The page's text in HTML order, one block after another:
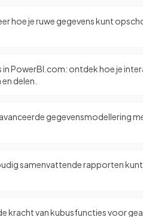
hoe je ruwe gegevens kunt
PowerBI.com: ontdek hoe je
delen.
gegevensmodellering
samenvattende rapporten kunt
kracht van kubusfuncties voor